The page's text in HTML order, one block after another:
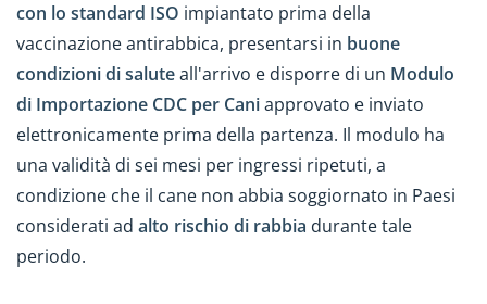
con lo standard ISO impiantato prima della
vaccinazione antirabbica, presentarsi in buone
condizioni di saluteall'arrivo e disporre di un Modulo
di Importazione CDC per Caniapprovato e inviato
elettronicamente prima della partenza. Il modulo ha
una validità di sei mesi per ingressi ripetuti, a
condizione che il cane non abbia soggiornato in Paesi
considerati ad alto rischio di rabbia durante tale
periodo.